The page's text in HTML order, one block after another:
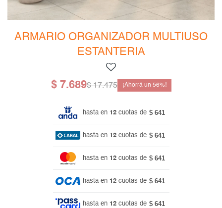
ARMARIO ORGANIZADOR MULTIUSO
ESTANTERIA
$ 7.689$ 17.475 56
hasta en 12 cuotas de $ 641
hasta en 12 cuotas de $ 641
hasta en 12 cuotas de $ 641
hasta en 12 cuotas de $ 641
hasta en 12 cuotas de $ 641
Multiusos y complementos
Bibliotecas